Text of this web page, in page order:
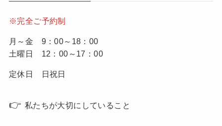
※完全ご予約制
月～金 9：00～18：00
土曜日 12：00～17：00
定休日 日祝日
👉 私たちが大切にしていること